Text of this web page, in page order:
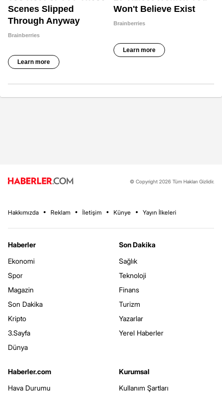
© Copyright 2026 Tüm Hakları Gizlidir.
Hakkımızda Reklam İletişim Künye Yayın İlkeleri
Haberler
Ekonomi
Spor
Magazin
Son Dakika
Kripto
3.Sayfa
Dünya
Son Dakika
Sağlık
Teknoloji
Finans
Turizm
Yazarlar
Yerel Haberler
Haberler.com
Hava Durumu
Kurumsal
Kullanım Şartları